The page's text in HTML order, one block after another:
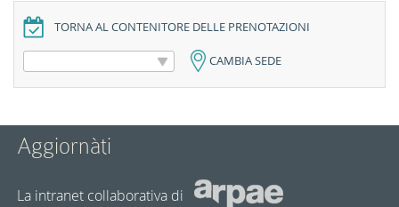
TORNA AL CONTENITORE DELLE PRENOTAZIONI
CAMBIA SEDE
Aggiornàti
La intranet collaborativa di